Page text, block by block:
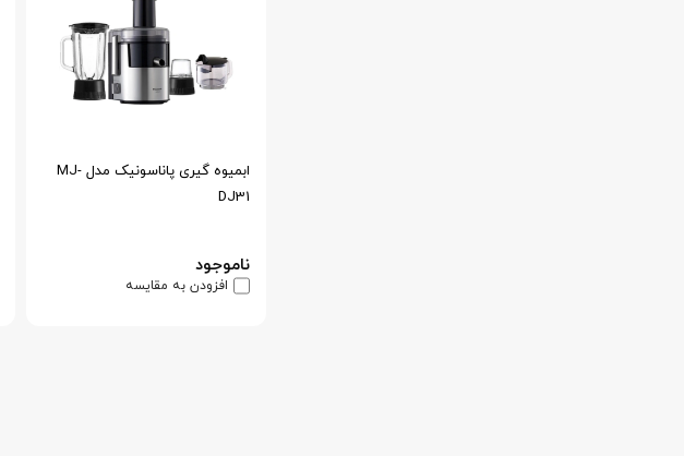
ابمیوه گیری پاناسونیک مدل MJ-
DJ31
ناموجود
افزودن به مقایسه